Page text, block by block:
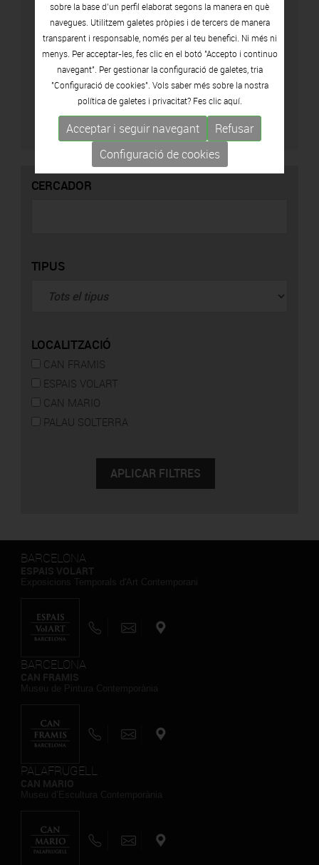
Accepto la política de privacitat (Veure
política)
CERCADOR
TIPUS
LOCALITZACIÓ
CAN FRAMIS
ESPAIS VOLART
CAN MARIO
PALAU SOLTERRA
BARCELONA
BARCELONA
PALAFRUGELL
sobre la base d’un perfil elaborat segons la manera en què
navegues. Utilitzem galetes pròpies i de tercers de manera
transparent i responsable, només per al teu benefici. Ni més ni
menys. Per acceptar-les, fes clic en el botó "Accepto i continuo
navegant". Per gestionar la configuració de galetes, tria
"Configuració de cookies". Vols saber més sobre la nostra
política de galetes i privacitat? Fes clicaquí.
Acceptar i seguir navegant
Refusar
Configuració de cookies